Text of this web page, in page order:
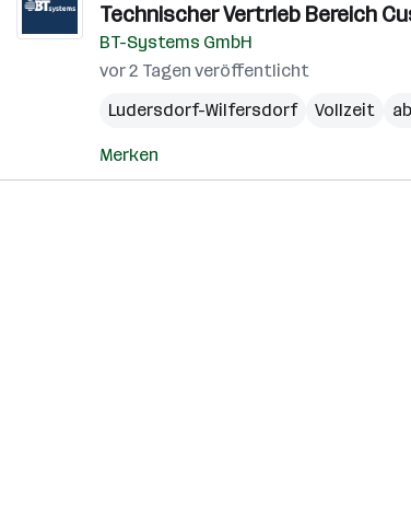
Technischer Vertrieb Bereich
BT-Systems GmbH
vor 2 Tagen veröffentlicht
Ludersdorf-Wilfersdorf
Vollzeit
Merken